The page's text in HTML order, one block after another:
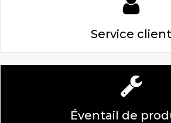
Service client
Éventail de